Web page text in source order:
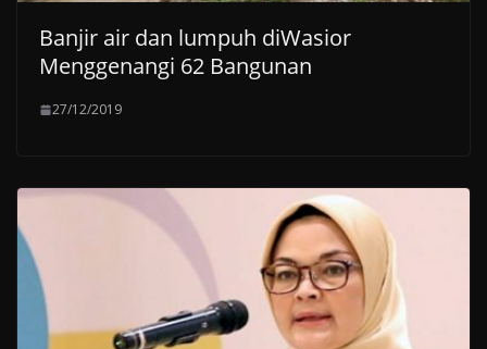
Banjir air dan lumpuh diWasior
Menggenangi 62 Bangunan
27/12/2019